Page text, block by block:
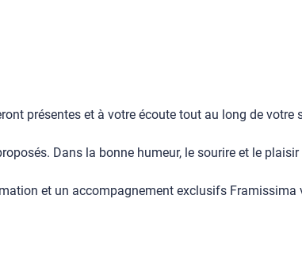
présentes et à votre écoute tout au long de votre
Dans la bonne humeur, le sourire et le
et un accompagnement exclusifs